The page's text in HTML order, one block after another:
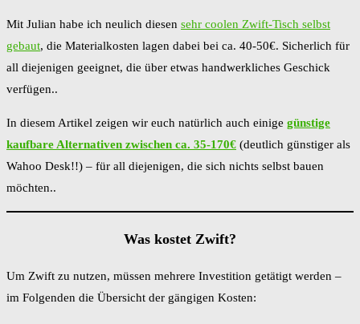
Mit Julian habe ich neulich diesen sehr coolen Zwift-Tisch selbst
gebaut, die Materialkosten lagen dabei bei ca. 40-50€. Sicherlich für
all diejenigen geeignet, die über etwas handwerkliches Geschick
verfügen..
In diesem Artikel zeigen wir euch natürlich auch einige günstige
kaufbare Alternativen zwischen ca. 35-170€ (deutlich günstiger als
Wahoo Desk!!) – für all diejenigen, die sich nichts selbst bauen
möchten..
Was kostet Zwift?
Um Zwift zu nutzen, müssen mehrere Investition getätigt werden –
im Folgenden die Übersicht der gängigen Kosten: